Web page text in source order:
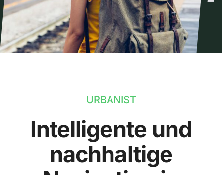
URBANIST
Intelligente und
nachhaltige